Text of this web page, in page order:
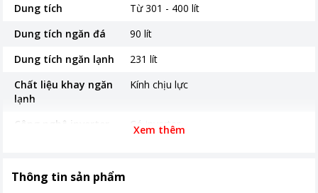
Dung tích
Từ 301 - 400 lít
Dung tích ngăn đá
90 lít
Dung tích ngăn lạnh
231 lít
Chất liệu khay ngăn
lạnh
Kính chịu lực
Công nghệ inverter
Có inverter
Thời gian bảo hành
Xem thêm
Thông tin sản phẩm